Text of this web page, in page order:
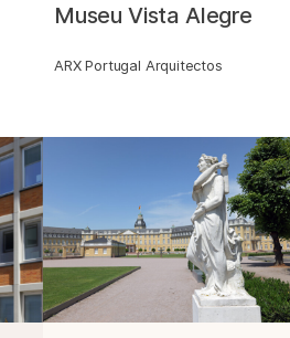
Museu Vista Alegre
ARX Portugal Arquitectos